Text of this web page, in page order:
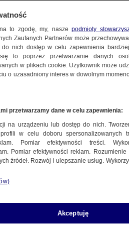
sanitarnych
obowiązku
kolejny dzień z
koronawirusem. Lepiej
to zgodę, my, naszepodmioty
Zaufanych Partnerów może
nich dostęp w celu zapewnienia
to poprzez przetwarzanie danych
w plikach cookie. Użytkownik może
o uzasadniony interes w dowolnym
przetwarzamy dane w celu zapewnienia:
na urządzeniu lub dostęp do nich.
profili w celu doboru spersonalizowanych
Pomiar efektywności treści.
Pomiar efektywności reklam.
źródeł. Rozwój i ulepszanie usług.
Akceptuję